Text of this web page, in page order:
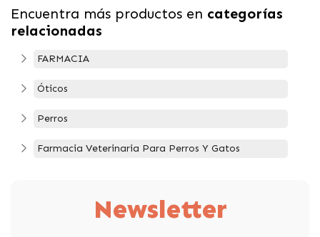
Encuentra más productos en categorías
relacionadas
FARMACIA
Óticos
Perros
Farmacia Veterinaria Para Perros Y Gatos
Newsletter